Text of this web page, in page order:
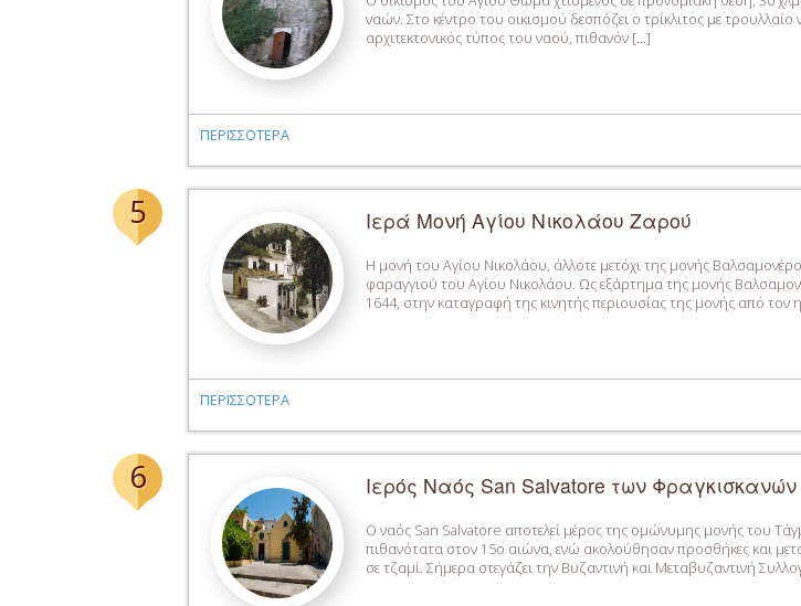
ναών. Στο κέντρο του οικισμού δεσπόζει ο τρίκλιτος με
αρχιτεκτονικός τύπος του ναού, πιθανόν […]
ΠΕΡΙΣΣΟΤΕΡΑ
5 Ιερά Μονή Αγίου Νικολάου Ζαρού
Η μονή του Αγίου Νικολάου, άλλοτε μετόχι της μονής
φαραγγιού του Αγίου Νικολάου. Ως εξάρτημα της μονής
1644, στην καταγραφή της κινητής περιουσίας της μονής από
ΠΕΡΙΣΣΟΤΕΡΑ
6 Ιερός Ναός San Salvatore των Φραγκισκανών
Ο ναός San Salvatore αποτελεί μέρος της ομώνυμης μονής του
πιθανότατα στον 15ο αιώνα, ενώ ακολούθησαν προσθήκες και
σε τζαμί. Σήμερα στεγάζει την Βυζαντινή και Μεταβυζαντινή